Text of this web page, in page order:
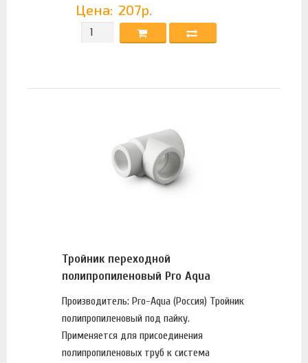
Цена: 207р.
Тройник переходной
полипропиленовый Pro Aqua
Производитель: Pro-Aqua (Россия) Тройник
полипропиленовый под пайку.
Применяется для присоединения
полипропиленовых труб к система